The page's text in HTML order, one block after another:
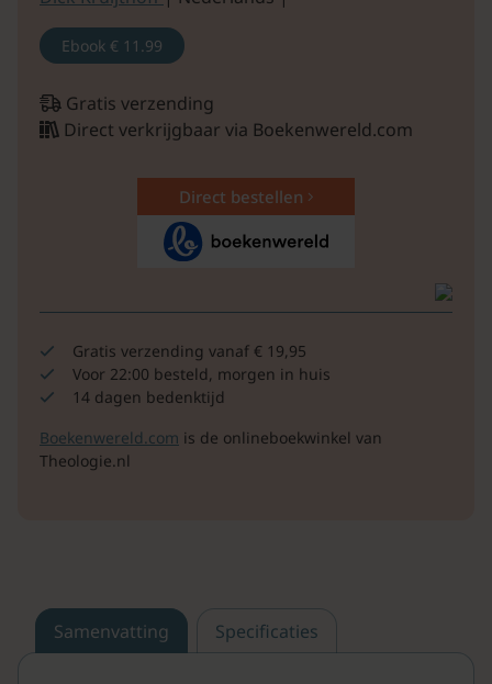
Ebook € 11.99
Gratis verzending
Direct verkrijgbaar via Boekenwereld.com
Direct bestellen
Gratis verzending vanaf € 19,95
Voor 22:00 besteld, morgen in huis
14 dagen bedenktijd
Boekenwereld.com is de onlineboekwinkel van
Theologie.nl
Samenvatting Specificaties